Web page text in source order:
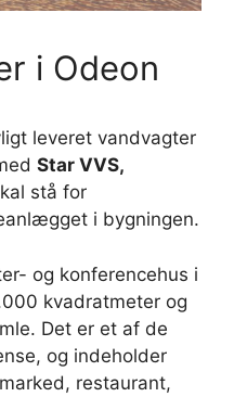
i Odeon
leveret vandvagter
Star VVS,
stå for
i bygningen.
og konferencehus i
kvadratmeter og
Det er et af de
og indeholder
restaurant,